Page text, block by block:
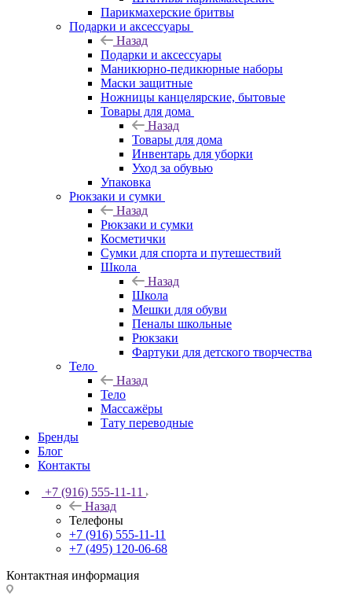
Парикмахерские бритвы
Подарки и аксессуары
Назад
Подарки и аксессуары
Маникюрно-педикюрные наборы
Маски защитные
Ножницы канцелярские, бытовые
Товары для дома
Назад
Товары для дома
Инвентарь для уборки
Уход за обувью
Упаковка
Рюкзаки и сумки
Назад
Рюкзаки и сумки
Косметички
Сумки для спорта и путешествий
Школа
Назад
Школа
Мешки для обуви
Пеналы школьные
Рюкзаки
Фартуки для детского творчества
Тело
Назад
Тело
Массажёры
Тату переводные
Бренды
Блог
Контакты
+7 (916) 555-11-11
Назад
Телефоны
+7 (916) 555-11-11
+7 (495) 120-06-68
Контактная информация